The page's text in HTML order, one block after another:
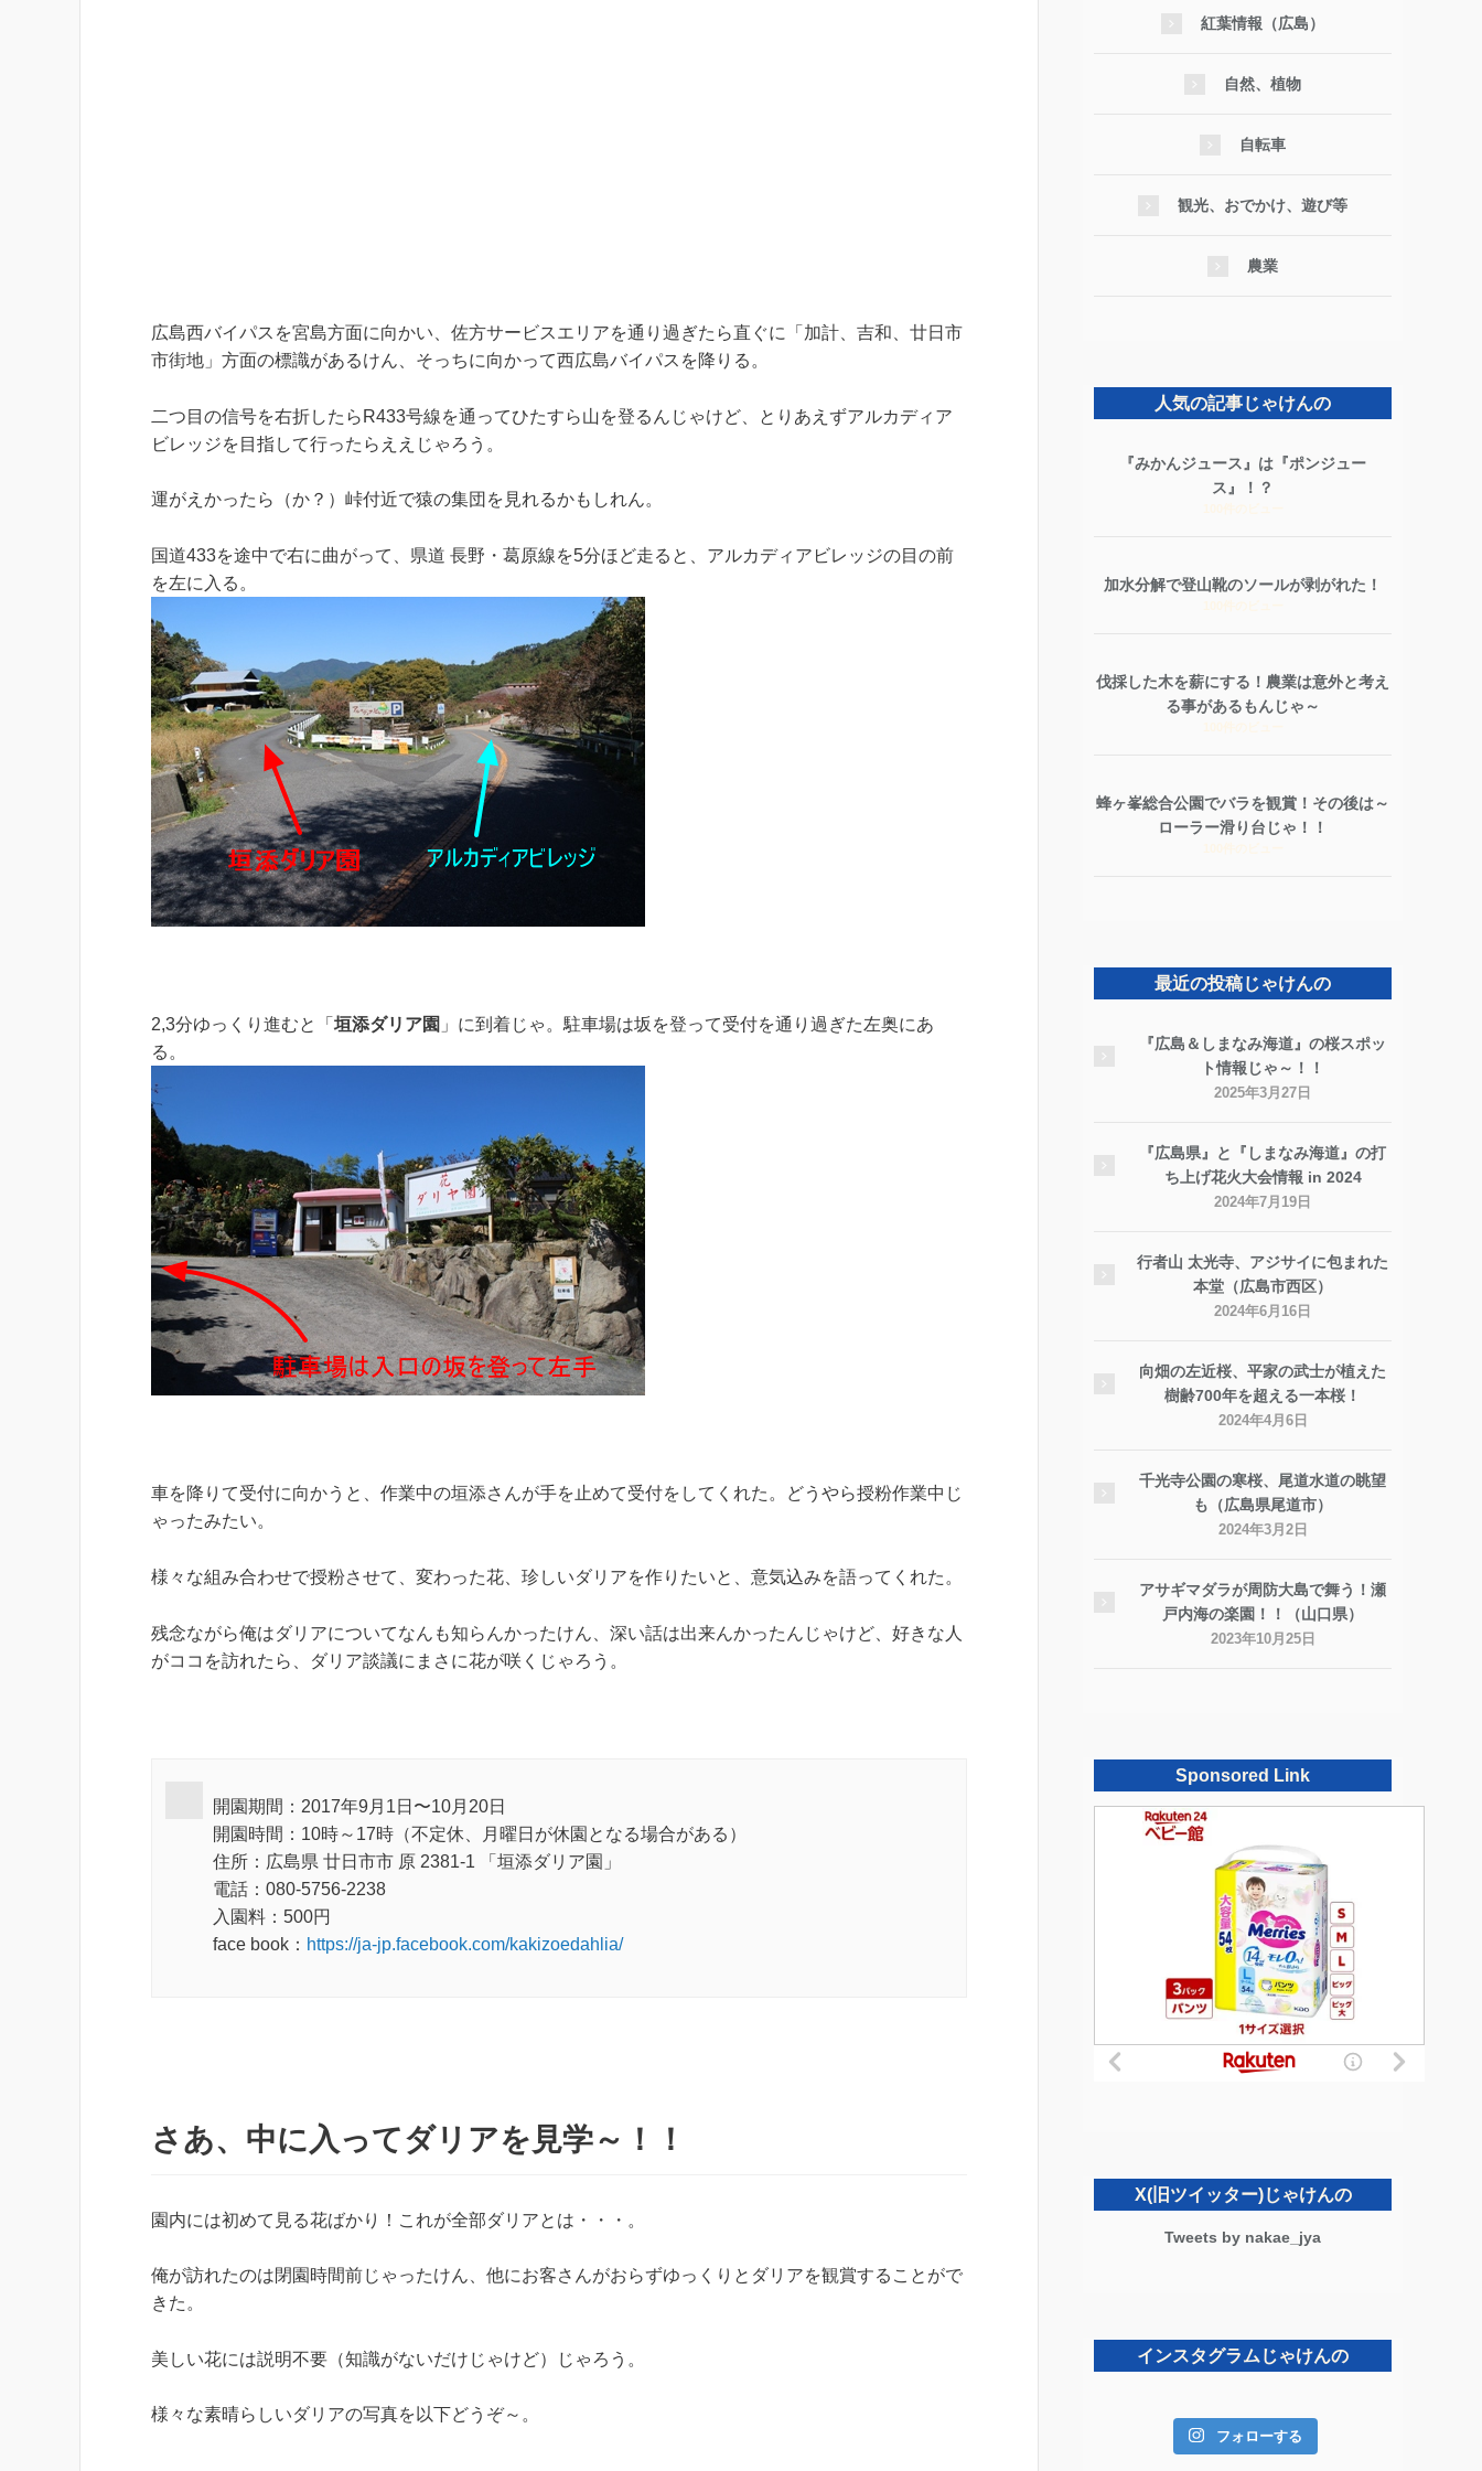
広島西バイパスを宮島方面に向かい、佐方サービスエリアを通り過ぎたら直ぐに「加計、吉和、廿日市
市街地」方面の標識があるけん、そっちに向かって西広島バイパスを降りる。
二つ目の信号を右折したらR433号線を通ってひたすら山を登るんじゃけど、とりあえずアルカディア
ビレッジを目指して行ったらええじゃろう。
運がえかったら（か？）峠付近で猿の集団を見れるかもしれん。
国道433を途中で右に曲がって、県道 長野・葛原線を5分ほど走ると、アルカディアビレッジの目の前
を左に入る。
2,3分ゆっくり進むと「 垣添ダリア園 」に到着じゃ。駐車場は坂を登って受付を通り過ぎた左奥にあ
る。
車を降りて受付に向かうと、作業中の垣添さんが手を止めて受付をしてくれた。どうやら授粉作業中じ
ゃったみたい。
様々な組み合わせで授粉させて、変わった花、珍しいダリアを作りたいと、意気込みを語ってくれた。
残念ながら俺はダリアについてなんも知らんかったけん、深い話は出来んかったんじゃけど、好きな人
がココを訪れたら、ダリア談議にまさに花が咲くじゃろう。
開園期間：2017年9月1日〜10月20日
開園時間：10時～17時（不定休、月曜日が休園となる場合がある）
住所：広島県 廿日市市 原 2381-1 「垣添ダリア園」
電話：080-5756-2238
入園料：500円
face book： https://ja-jp.facebook.com/kakizoedahlia/
さあ、中に入ってダリアを見学～！！
園内には初めて見る花ばかり！これが全部ダリアとは・・・。
俺が訪れたのは閉園時間前じゃったけん、他にお客さんがおらずゆっくりとダリアを観賞することがで
きた。
美しい花には説明不要（知識がないだけじゃけど）じゃろう。
様々な素晴らしいダリアの写真を以下どうぞ～。
紅葉情報（広島）
自然、植物
自転車
観光、おでかけ、遊び等
農業
人気の記事じゃけんの
『みかんジュース』は『ポンジュー
ス』！？
加水分解で登山靴のソールが剥がれた！
伐採した木を薪にする！農業は意外と考え
る事があるもんじゃ～
蜂ヶ峯総合公園でバラを観賞！その後は～
ローラー滑り台じゃ！！
最近の投稿じゃけんの
『広島＆しまなみ海道』の桜スポッ
ト情報じゃ～！！
2025年3月27日
『広島県』と『しまなみ海道』の打
ち上げ花火大会情報 in 2024
2024年7月19日
行者山 太光寺、アジサイに包まれた
本堂（広島市西区）
2024年6月16日
向畑の左近桜、平家の武士が植えた
樹齢700年を超える一本桜！
2024年4月6日
千光寺公園の寒桜、尾道水道の眺望
も（広島県尾道市）
2024年3月2日
アサギマダラが周防大島で舞う！瀬
戸内海の楽園！！（山口県）
2023年10月25日
Sponsored Link
X(旧ツイッター)じゃけんの
Tweets by nakae_jya
インスタグラムじゃけんの
フォローする